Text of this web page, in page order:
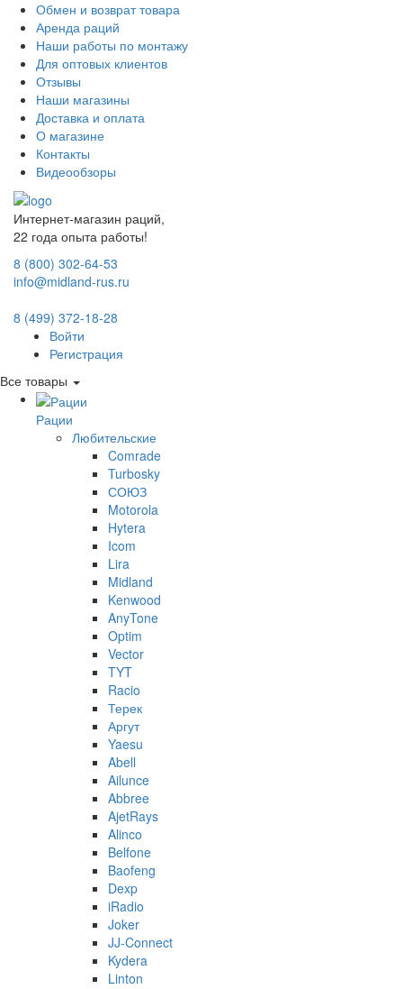
Обмен и возврат товара
Аренда раций
Наши работы по монтажу
Для оптовых клиентов
Отзывы
Наши магазины
Доставка и оплата
О магазине
Контакты
Видеообзоры
Интернет-магазин раций,
22 года опыта работы!
8 (800) 302-64-53
info@midland-rus.ru
8 (499) 372-18-28
Войти
Регистрация
Все товары
Рации
Любительские
Comrade
Turbosky
СОЮЗ
Motorola
Hytera
Icom
Lira
Midland
Kenwood
AnyTone
Optim
Vector
TYT
Racio
Терек
Аргут
Yaesu
Abell
Ailunce
Abbree
AjetRays
Alinco
Belfone
Baofeng
Dexp
iRadio
Joker
JJ-Connect
Kydera
Linton